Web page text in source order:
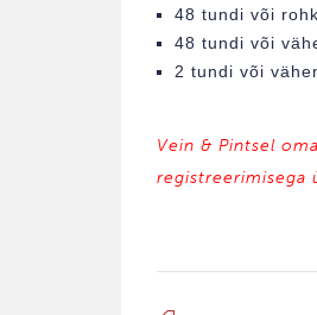
48 tundi või
48 tundi või
2 tundi või
Vein & Pintsel
registreerimisega